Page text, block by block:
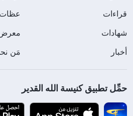
قراءات
شهادات
أخبار
مَن
حمِّل تطبيق كنيسة الله القدير